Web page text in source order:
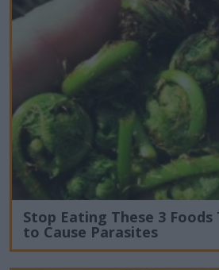
Stop Eating These 3
to Cause Parasites